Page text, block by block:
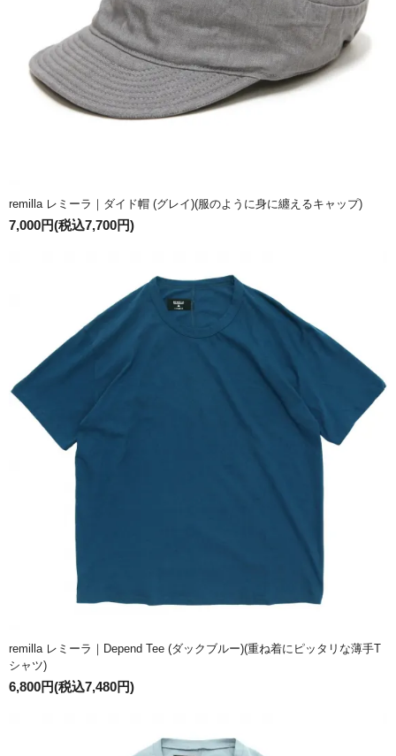
remilla レミーラ｜ダイド帽 (グレイ)(服のように身に纏えるキャップ)
7,000円(税込7,700円)
remilla レミーラ｜Depend Tee (ダックブルー)(重ね着にピッタリな薄手T
シャツ)
6,800円(税込7,480円)